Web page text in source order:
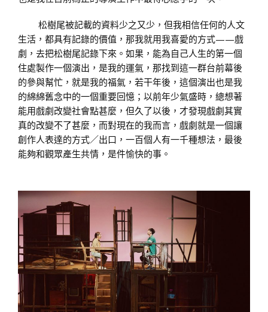
松樹尾被記載的資料少之又少，但我相信任何的人文
生活，都具有記錄的價值，那我就用我喜愛的方式——戲
劇，去把松樹尾記錄下來。如果，能為自己人生的第一個
住處製作一個演出，是我的運氣，那找到這一群台前幕後
的參與幫忙，就是我的福氣，若干年後，這個演出也是我
的綿綿舊念中的一個重要回憶；以前年少氣盛時，總想著
能用戲劇改變社會點甚麼，但久了以後，才發現戲劇其實
真的改變不了甚麼，而對現在的我而言，戲劇就是一個讓
創作人表達的方式／出口，一百個人有一千種想法，最後
能夠和觀眾產生共情，是件愉快的事。